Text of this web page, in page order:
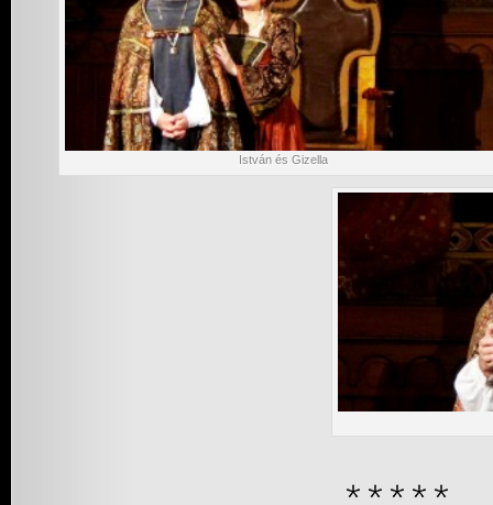
István és Gizella